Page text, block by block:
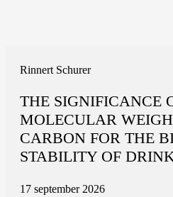
Rinnert Schurer
THE SIGNIFICANCE
MOLECULAR
CARBON FOR THE
STABILITY OF
17 september 2026